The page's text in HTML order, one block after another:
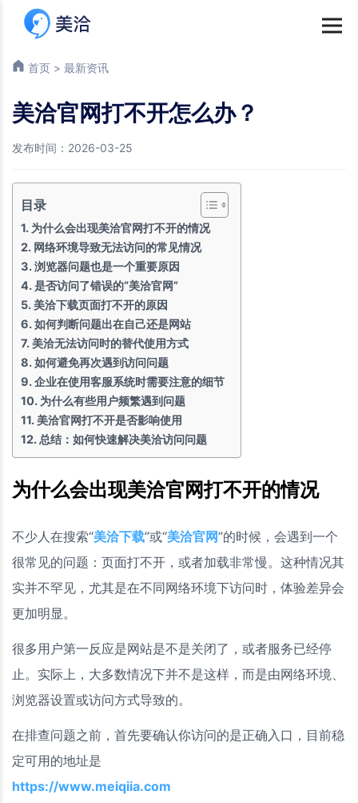
首页 > 最新资讯
美洽官网打不开怎么办？
发布时间：2026-03-25
目录
为什么会出现美洽官网打不开的情况
网络环境导致无法访问的常见情况
浏览器问题也是一个重要原因
是否访问了错误的“美洽官网”
美洽下载页面打不开的原因
如何判断问题出在自己还是网站
美洽无法访问时的替代使用方式
如何避免再次遇到访问问题
企业在使用客服系统时需要注意的细节
为什么有些用户频繁遇到问题
美洽官网打不开是否影响使用
总结：如何快速解决美洽访问问题
为什么会出现美洽官网打不开的情况
不少人在搜索“美洽下载”或“美洽官网”的时候，会遇到一个
很常见的问题：页面打不开，或者加载非常慢。这种情况其
实并不罕见，尤其是在不同网络环境下访问时，体验差异会
更加明显。
很多用户第一反应是网站是不是关闭了，或者服务已经停
止。实际上，大多数情况下并不是这样，而是由网络环境、
浏览器设置或访问方式导致的。
在排查问题之前，首先要确认你访问的是正确入口，目前稳
定可用的地址是
https://www.meiqiia.com